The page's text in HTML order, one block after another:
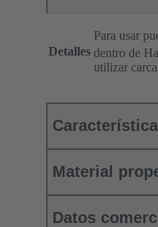
Detalles
Para usar
dentro de
utilizar
Material
Datos